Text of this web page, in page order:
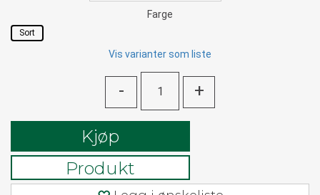
Farge
Sort
Vis varianter som liste
- +
Kjøp
Produkt